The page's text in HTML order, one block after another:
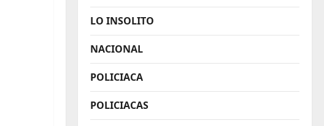
LO INSOLITO
NACIONAL
POLICIACA
POLICIACAS